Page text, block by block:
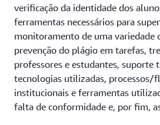
verificação da identidade dos
ferramentas necessários para
monitoramento de uma variedade
prevenção do plágio em tarefas,
professores e estudantes, suporte
tecnologias utilizadas, processos/
institucionais e ferramentas
falta de conformidade e, por fim,